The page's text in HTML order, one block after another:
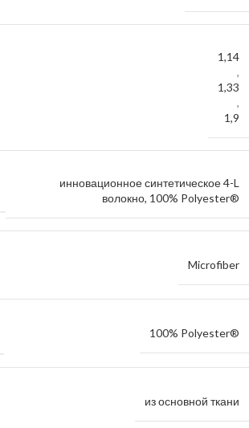
1,14
,
1,33
,
1,9
инновационное синтетическое 4-L
волокно, 100% Polyester®
Microfiber
100% Polyester®
из основной ткани